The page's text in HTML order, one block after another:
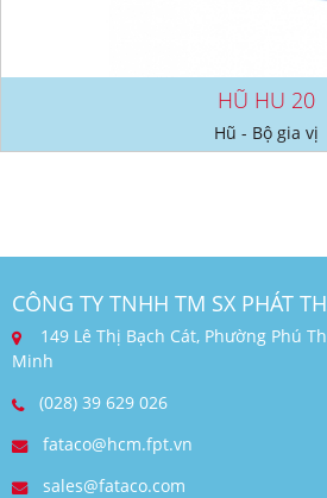
HŨ HU 20
Hũ - Bộ gia vị
CÔNG TY TNHH TM SX PHÁT
149 Lê Thị Bạch Cát, Phường Phú
Minh
(028) 39 629 026
fataco@hcm.fpt.vn
sales@fataco.com